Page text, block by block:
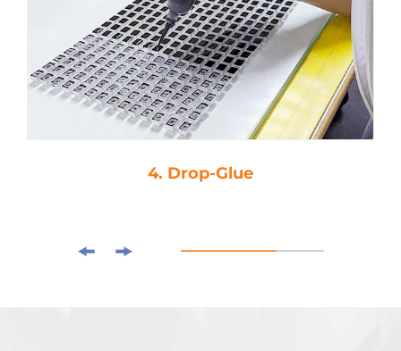
4. Drop-Glue